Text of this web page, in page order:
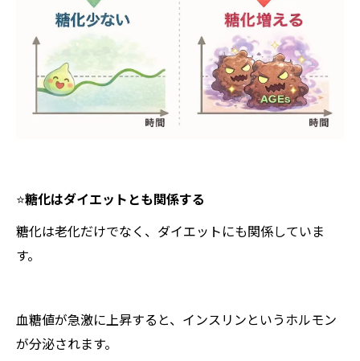
⭐️糖化はダイエットとも関係する
糖化は老化だけでなく、ダイエットにも関係していま
す。
血糖値が急激に上昇すると、インスリンというホルモン
が分泌されます。